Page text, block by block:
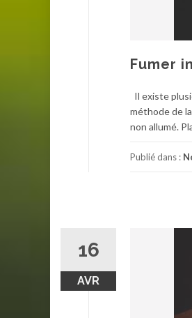
Fumer
Il existe
méthode de
non allumé.
Publié dans :
16
AVR